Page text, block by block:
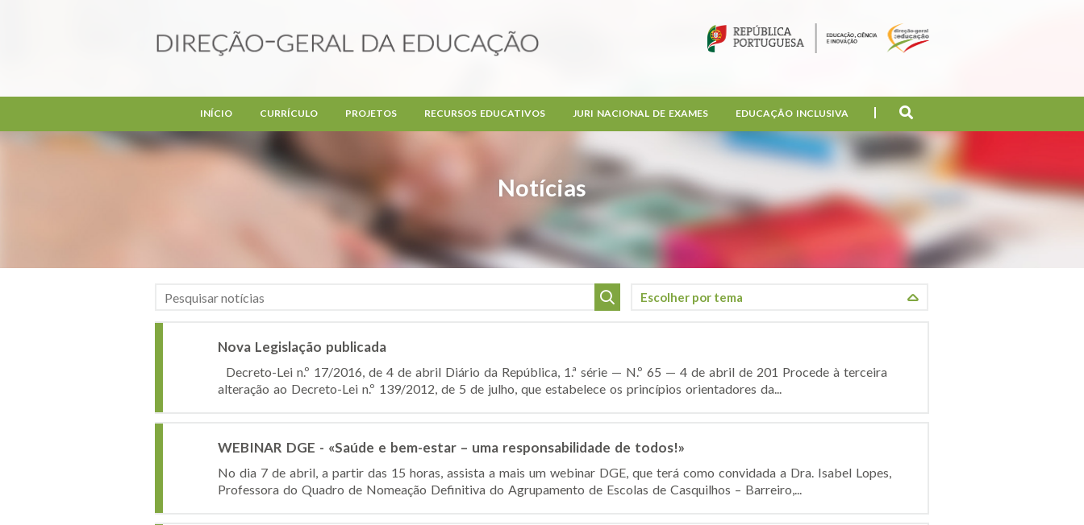
Notícias
INÍCIO CURRÍCULO PROJETOS RECURSOS EDUCATIVOS JURI NACIONAL DE EXAMES EDUCAÇÃO INCLUSIVA
Nova Legislação publicada
Decreto-Lei n.º 17/2016, de 4 de abril Diário da República, 1.ª série — N.º 65 — 4 de abril de 201 Procede à terceira
alteração ao Decreto-Lei n.º 139/2012, de 5 de julho, que estabelece os princípios orientadores da...
WEBINAR DGE - «Saúde e bem-estar – uma responsabilidade de todos!»
No dia 7 de abril, a partir das 15 horas, assista a mais um webinar DGE, que terá como convidada a Dra. Isabel Lopes,
Professora do Quadro de Nomeação Definitiva do Agrupamento de Escolas de Casquilhos – Barreiro,...